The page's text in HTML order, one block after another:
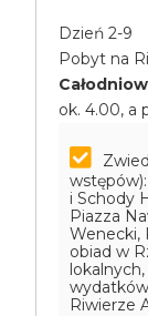
Dzień 2-9
Pobyt na
ok. 4.00, a
i Schody
Piazza
Wenecki,
obiad w
Riwierze